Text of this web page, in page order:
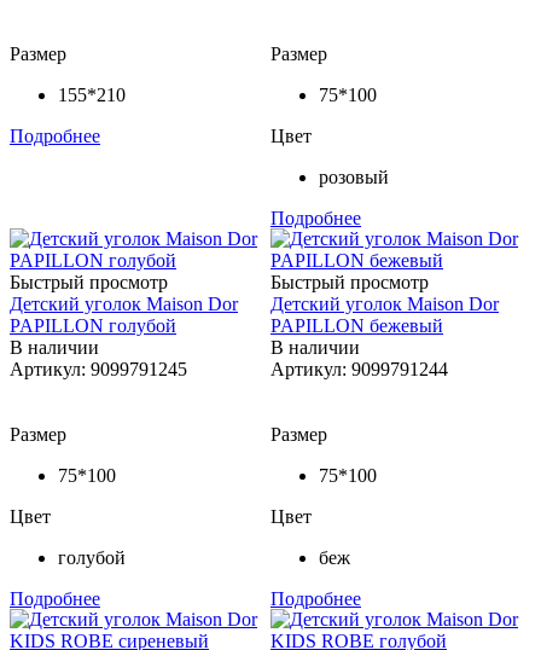
Размер
155*210
Подробнее
Размер
75*100
Цвет
розовый
Подробнее
Быстрый просмотр
Детский уголок Maison Dor
PAPILLON голубой
В наличии
Артикул: 9099791245
Размер
75*100
Цвет
голубой
Подробнее
Быстрый просмотр
Детский уголок Maison Dor
PAPILLON бежевый
В наличии
Артикул: 9099791244
Размер
75*100
Цвет
беж
Подробнее